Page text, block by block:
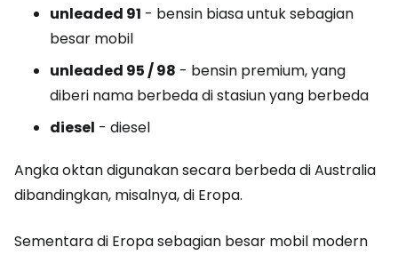
unleaded 91 - bensin biasa untuk sebagian
besar mobil
unleaded 95 / 98 - bensin premium, yang
diberi nama berbeda di stasiun yang berbeda
diesel - diesel
Angka oktan digunakan secara berbeda di Australia
dibandingkan, misalnya, di Eropa.
Sementara di Eropa sebagian besar mobil modern